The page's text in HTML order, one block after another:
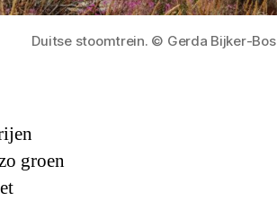
Duitse stoomtrein. © Gerda Bijker-Bos
groen